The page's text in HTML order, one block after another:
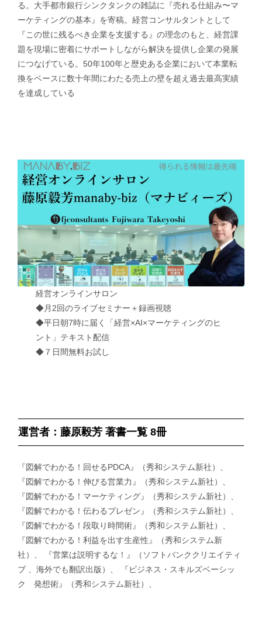
る。大手都市銀行シンクタンクの雑誌に『売れる仕組み〜マ
ーケティングの基本』を寄稿。経営コンサルタントとして
『この世に残るべき企業を支援する』の理念のもと、経営課
題を現場に密着にサポートしながら解決を提供し企業の発展
につなげている。50年100年と歴史ある企業において本業転
換をベースに数十年間にわたる売上の壁を超え過去最高実績
を達成している
経営オンラインサロン
◆月2回のライブセミナー＋録画視聴
◆平日朝7時に届く「経営×AI×マーケティングのヒ
ント」テキスト配信
◆７日間無料お試し
運営者：藤原毅芳 著書一覧 8冊
『図解でわかる！回せるPDCA』（秀和システム新社）、
『図解でわかる！伸びる営業力』（秀和システム新社）、
『図解でわかる！マーケティング』（秀和システム新社）、
『図解でわかる！伝わるプレゼン』（秀和システム新社）、
『図解でわかる！段取り時間術』（秀和システム新社）、
『図解でわかる！利益を出す生産性』（秀和システム新
社）、 『営業は説明するな！』（ソフトバンククリエイティ
ブ 、海外でも翻訳出版）、 『ビジネス・スキルズベーシッ
ク 発想術』（秀和システム新社）、